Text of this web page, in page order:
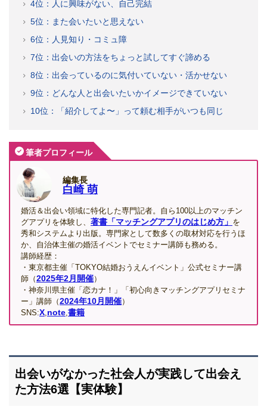
4位：人に興味がない、自己完結
5位：また会いたいと思えない
6位：人見知り・コミュ障
7位：出会いの方法をちょっと試してすぐ諦める
8位：出会っているのに気付いていない・活かせない
9位：どんな人と出会いたいかイメージできていない
10位：「紹介してよ〜」って頼む相手がいつも同じ
筆者プロフィール
編集長
白崎 萌
婚活＆出会い領域に特化した専門記者。自ら100以上のマッチン
グアプリを体験し、 著書「マッチングアプリのはじめ方」 を
秀和システムより出版。専門家として数多くの取材対応を行うほ
か、自治体主催の婚活イベントでセミナー講師も務める。
講師経歴：
・東京都主催「TOKYO結婚おうえんイベント」公式セミナー講
師（2025年2月開催）
・神奈川県主催「恋カナ！」「初心向きマッチングアプリセミナ
ー」講師（2024年10月開催）
SNS:X,note,書籍
出会いがなかった社会人が実践して出会え
た方法6選【実体験】